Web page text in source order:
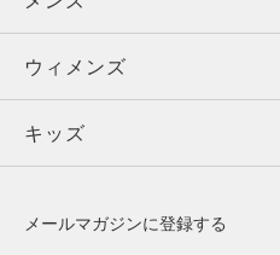
ウィメンズ
キッズ
トップス
ボトムス
ウィメンズ
トップス
キッズ
メールマガジンに登録する